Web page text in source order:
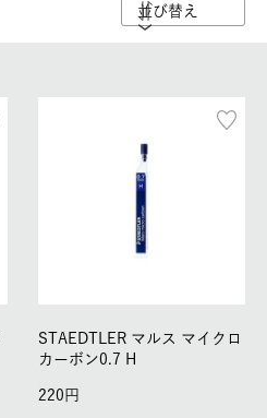
並び替え
STAEDTLER マルス マイクロ
カーボン0.7 H
220